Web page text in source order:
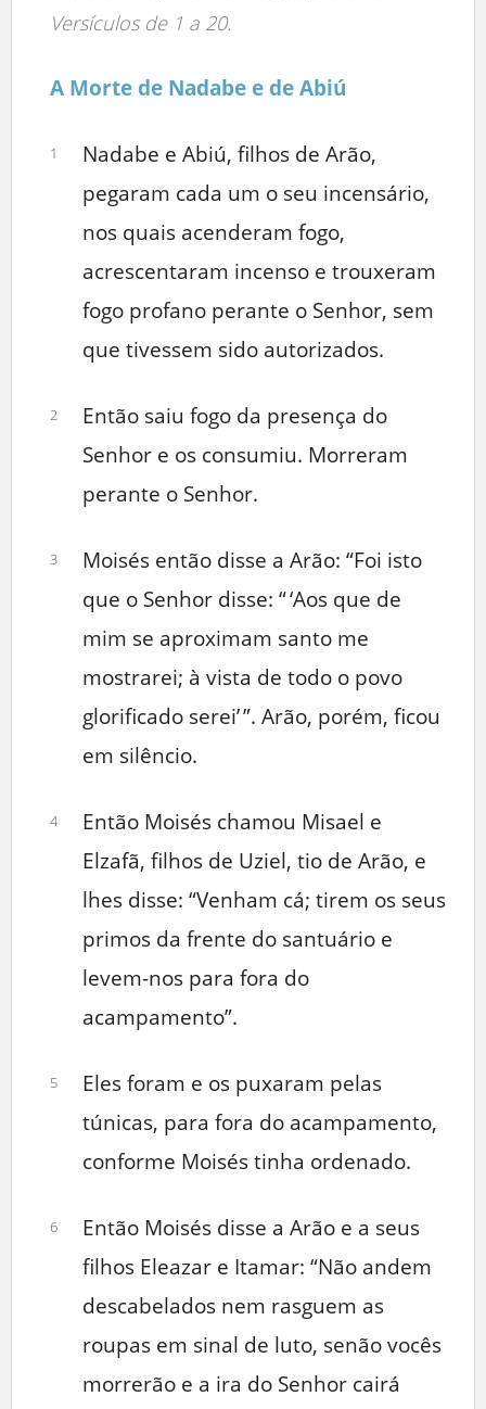
Versículos de 1 a 20.
A Morte de Nadabe e de Abiú
1
Nadabe e Abiú, filhos de Arão,
pegaram cada um o seu incensário,
nos quais acenderam fogo,
acrescentaram incenso e trouxeram
fogo profano perante o Senhor, sem
que tivessem sido autorizados.
2
Então saiu fogo da presença do
Senhor e os consumiu. Morreram
perante o Senhor.
3
Moisés então disse a Arão: “Foi isto
que o Senhor disse: “ ‘Aos que de
mim se aproximam santo me
mostrarei; à vista de todo o povo
glorificado serei’ ”. Arão, porém, ficou
em silêncio.
4
Então Moisés chamou Misael e
Elzafã, filhos de Uziel, tio de Arão, e
lhes disse: “Venham cá; tirem os seus
primos da frente do santuário e
levem-nos para fora do
acampamento”.
5
Eles foram e os puxaram pelas
túnicas, para fora do acampamento,
conforme Moisés tinha ordenado.
6
Então Moisés disse a Arão e a seus
filhos Eleazar e Itamar: “Não andem
descabelados nem rasguem as
roupas em sinal de luto, senão vocês
morrerão e a ira do Senhor cairá